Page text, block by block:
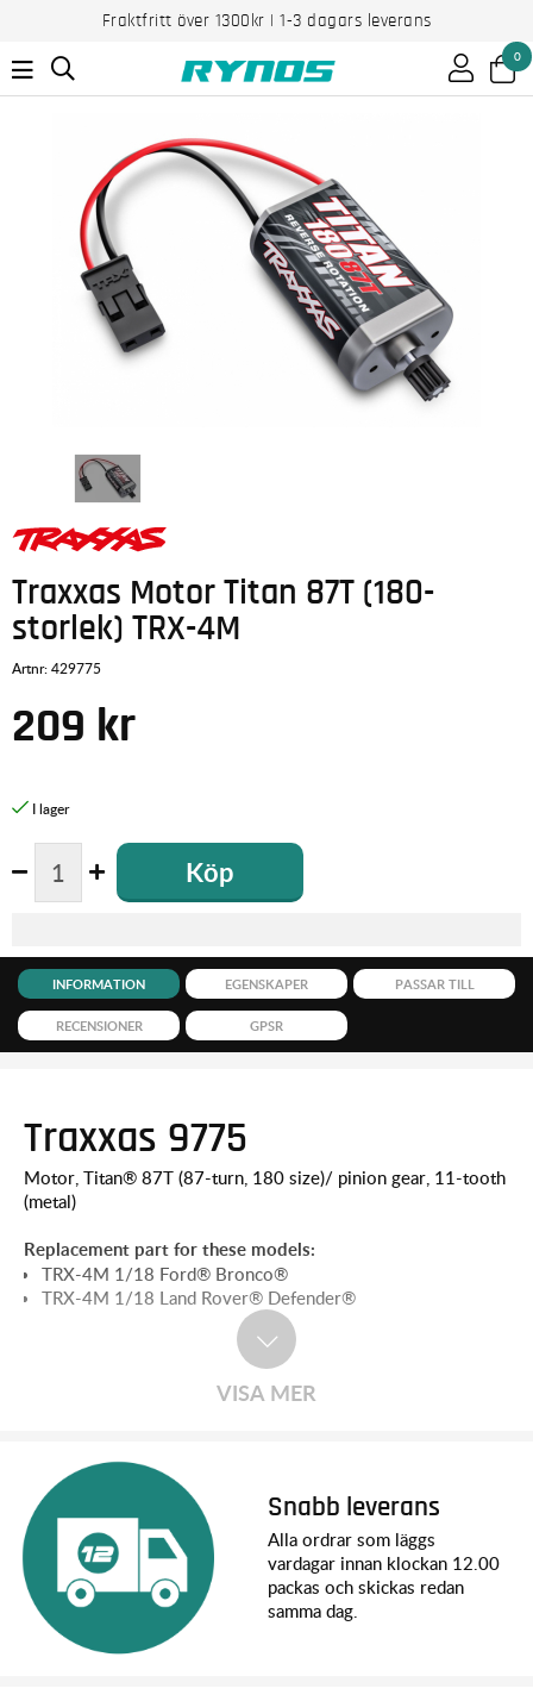
Fraktfritt över 1300kr | 1-3 dagars leverans
0
Traxxas Motor Titan 87T (180-
storlek) TRX-4M
Artnr:429775
209 kr
Köp
INFORMATION EGENSKAPER PASSAR TILL
RECENSIONER GPSR
Traxxas 9775
Motor, Titan® 87T (87-turn, 180 size)/ pinion gear, 11-tooth
(metal)
Replacement part for these models:
TRX-4M 1/18 Ford® Bronco®
TRX-4M 1/18 Land Rover® Defender®
VISA MER
Snabb leverans
Alla ordrar som läggs
vardagar innan klockan 12.00
packas och skickas redan
samma dag.